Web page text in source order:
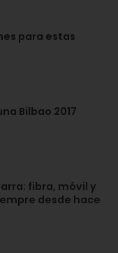
para estas
Bilbao 2017
fibra, móvil y
desde hace